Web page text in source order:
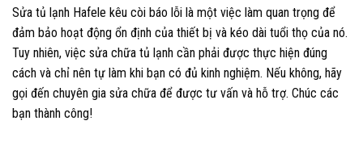
Sửa tủ lạnh Hafele kêu còi báo lỗi là một việc làm quan trọng để
đảm bảo hoạt động ổn định của thiết bị và kéo dài tuổi thọ của nó.
Tuy nhiên, việc sửa chữa tủ lạnh cần phải được thực hiện đúng
cách và chỉ nên tự làm khi bạn có đủ kinh nghiệm. Nếu không, hãy
gọi đến chuyên gia sửa chữa để được tư vấn và hỗ trợ. Chúc các
bạn thành công!